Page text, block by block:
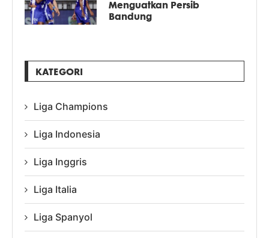
Menguatkan Persib
Bandung
KATEGORI
Liga Champions
Liga Indonesia
Liga Inggris
Liga Italia
Liga Spanyol